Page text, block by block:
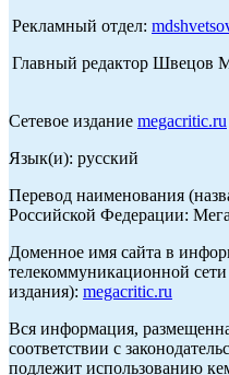
Рекламный отдел:
Главный редактор Швецов
Сетевое издание megacritic.ru
Язык(и): русский
Перевод наименования
Российской Федерации:
Доменное имя сайта в
телекоммуникационной
издания): megacritic.ru
Вся информация,
соответствии с
подлежит использованию